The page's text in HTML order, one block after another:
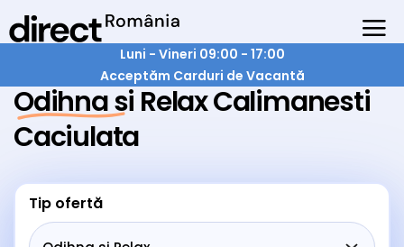
Luni - Vineri 09:00 - 17:00
Acceptăm Carduri de Vacantă
Odihna si Relax Calimanesti
Caciulata
Tip ofertă